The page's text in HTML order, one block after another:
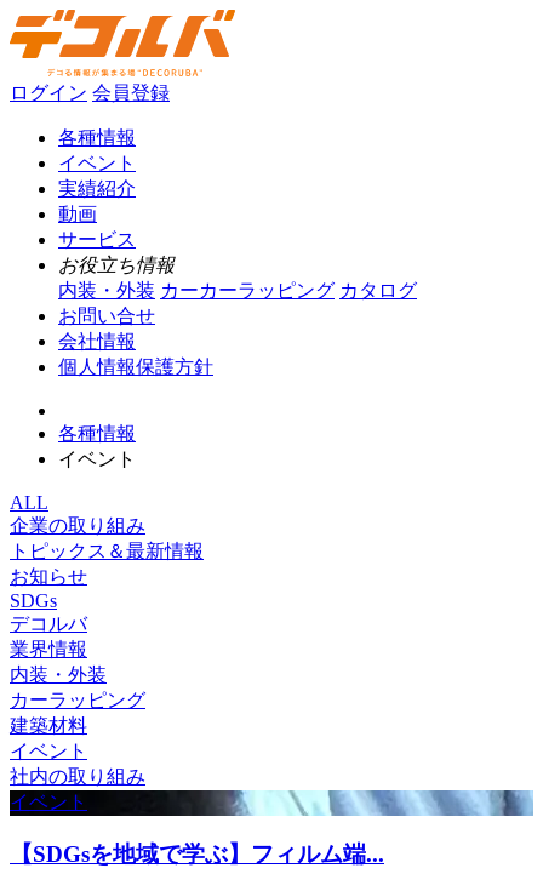
ログイン 会員登録
各種情報
イベント
実績紹介
動画
サービス
お役立ち情報
内装・外装 カーカーラッピング カタログ
お問い合せ
会社情報
個人情報保護方針
各種情報
イベント
ALL
企業の取り組み
トピックス＆最新情報
お知らせ
SDGs
デコルバ
業界情報
内装・外装
カーラッピング
建築材料
イベント
社内の取り組み
イベント
【SDGsを地域で学ぶ】フィルム端...